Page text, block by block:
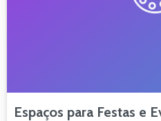
Espaços para Festas e